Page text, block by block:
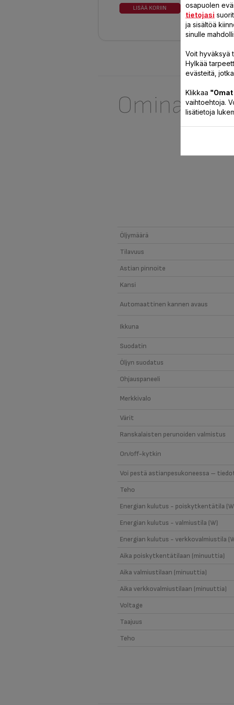
LISÄÄ KORIIN
Öljymäärä
Tilavuus
Astian pinnoite
Kansi
Automaattinen kannen avaus
Ikkuna
Suodatin
Öljyn suodatus
Ohjauspaneeli
Merkkivalo
Värit
Ranskalaisten perunoiden valmistus
On/off-kytkin
Voi pestä astianpesukoneessa –
Teho
Energian kulutus - poiskytkentätila
Energian kulutus - valmiustila (W)
Energian kulutus - verkkovalmiustila
Aika poiskytkentätilaan (minuuttia)
Aika valmiustilaan (minuuttia)
Aika verkkovalmiustilaan (minuuttia)
Voltage
Taajuus
Teho
osapuolen
tietojasi
ja sisältöä
sinulle
Voit hyväksyä
Hylkää
evästeitä,
Klikkaa
vaihtoehtoja.
lisätietoja